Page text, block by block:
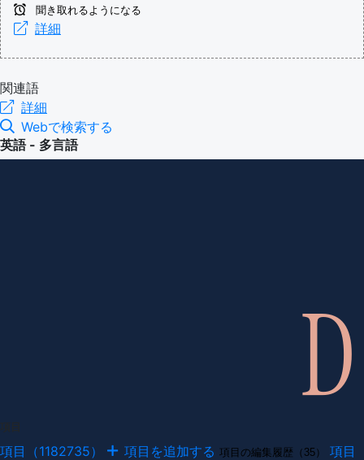
聞き取れるようになる
詳細
関連語
詳細
Webで検索する
英語 - 多言語
項目（1182735） 項目を追加する 項目の編集履歴（35）
項目